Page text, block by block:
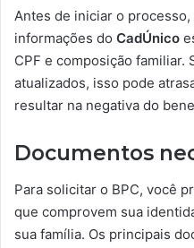
Antes de iniciar o
informações do CadÚnico
CPF e composição familiar.
atualizados, isso pode
resultar na negativa do
Documentos
Para solicitar o BPC, você
que comprovem sua
sua família. Os principais